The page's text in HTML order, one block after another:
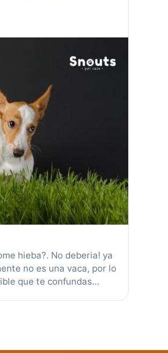
hieba?. No deberia! ya
no es una vaca, por lo
que te confundas